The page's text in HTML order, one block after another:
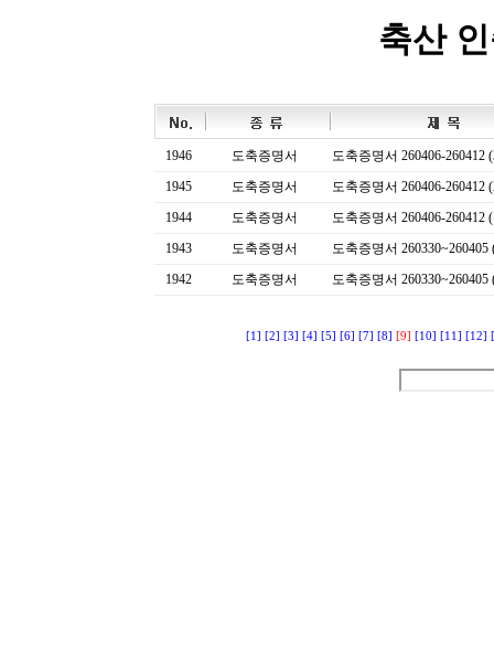
축산
1946 도축증명서
도축증명서 260406-260412
1945
도축증명서
도축증명서 260406-260412
1944
도축증명서
도축증명서 260406-260412
1943
도축증명서
도축증명서 260330~260405
1942
도축증명서 도축증명서 260330~260405
[1] [2] [3] [4] [5] [6] [7] [8] [9] [10] [11] [12]